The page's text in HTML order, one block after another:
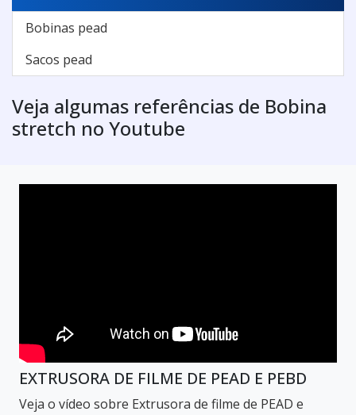
Bobinas pead
Sacos pead
Veja algumas referências de Bobina
stretch no Youtube
EXTRUSORA DE FILME DE PEAD E PEBD
Veja o vídeo sobre Extrusora de filme de PEAD e